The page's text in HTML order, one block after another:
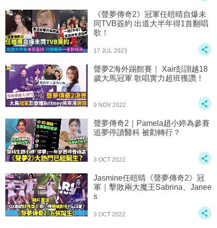
《聲夢傳奇2》冠軍任暟晴自爆未
同TVB簽約 出道大半年得1首翻唱
歌！
17 JUL 2023
聲夢2海外踢館賽｜ Xair彭詡越18
歲大馬冠軍 歌唱實力超班獲讚！
9 NOV 2022
聲夢傳奇2｜Pamela趙小婷為參賽
追夢停讀醫科 被勸轉行？
3 OCT 2022
Jasmine任暟晴《聲夢傳奇2》冠
軍｜擊敗兩大魔王Sabrina、Janee
s
3 OCT 2022